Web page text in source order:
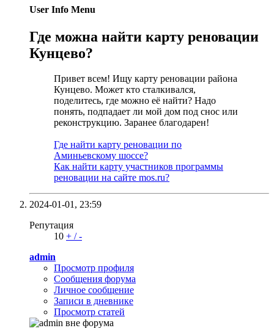
User Info Menu
Где можна найти карту реновации
Кунцево?
Привет всем! Ищу карту реновации района
Кунцево. Может кто сталкивался,
поделитесь, где можно её найти? Надо
понять, подпадает ли мой дом под снос или
реконструкцию. Заранее благодарен!
Где найти карту реновации по
Аминьевскому шоссе?
Как найти карту участников программы
реновации на сайте mos.ru?
2024-01-01, 23:59
Репутация
10 + /-
admin
Просмотр профиля
Сообщения форума
Личное сообщение
Записи в дневнике
Просмотр статей